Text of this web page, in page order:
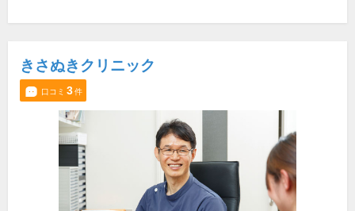
きさぬきクリニック
口コミ 3件